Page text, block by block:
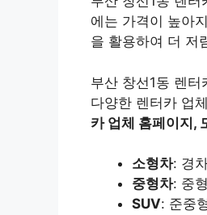
에는 가격이 높아
을 활용하여 더 저
부산 창선1동 렌터
다양한 렌터카 업
카 업체 홈페이지,
소형차: 경
중형차: 중
SUV: 준중